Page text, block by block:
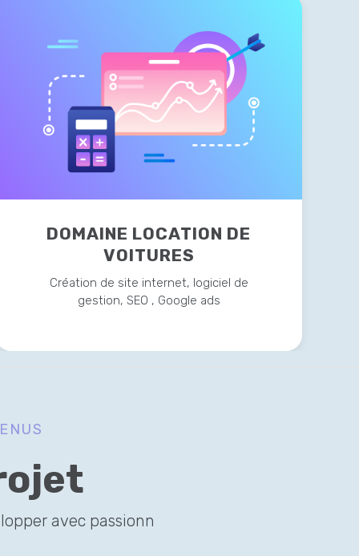
DOMAINE LOCATION DE
VOITURES
Création de site internet, logiciel de
gestion, SEO , Google ads
avec passionn